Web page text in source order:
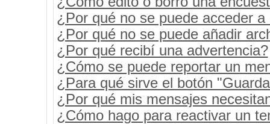
¿Por qué no se puede acceder a
¿Por qué no se puede añadir
¿Por qué recibí una advertencia?
¿Cómo se puede reportar un
¿Para qué sirve el botón
¿Por qué mis mensajes
¿Cómo hago para reactivar un